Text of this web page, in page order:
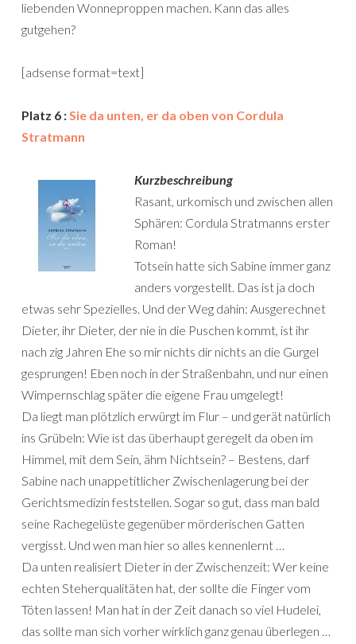
liebenden Wonneproppen machen. Kann das alles
gutgehen?
[adsense format=text]
Platz 6 :Sie da unten, er da oben von Cordula
Stratmann
Kurzbeschreibung
Rasant, urkomisch und zwischen allen
Sphären: Cordula Stratmanns erster
Roman!
Totsein hatte sich Sabine immer ganz
anders vorgestellt. Das ist ja doch
etwas sehr Spezielles. Und der Weg dahin: Ausgerechnet
Dieter, ihr Dieter, der nie in die Puschen kommt, ist ihr
nach zig Jahren Ehe so mir nichts dir nichts an die Gurgel
gesprungen! Eben noch in der Straßenbahn, und nur einen
Wimpernschlag später die eigene Frau umgelegt!
Da liegt man plötzlich erwürgt im Flur – und gerät natürlich
ins Grübeln: Wie ist das überhaupt geregelt da oben im
Himmel, mit dem Sein, ähm Nichtsein? – Bestens, darf
Sabine nach unappetitlicher Zwischenlagerung bei der
Gerichtsmedizin feststellen. Sogar so gut, dass man bald
seine Rachegelüste gegenüber mörderischen Gatten
vergisst. Und wen man hier so alles kennenlernt …
Da unten realisiert Dieter in der Zwischenzeit: Wer keine
echten Steherqualitäten hat, der sollte die Finger vom
Töten lassen! Man hat in der Zeit danach so viel Hudelei,
das sollte man sich vorher wirklich ganz genau überlegen …